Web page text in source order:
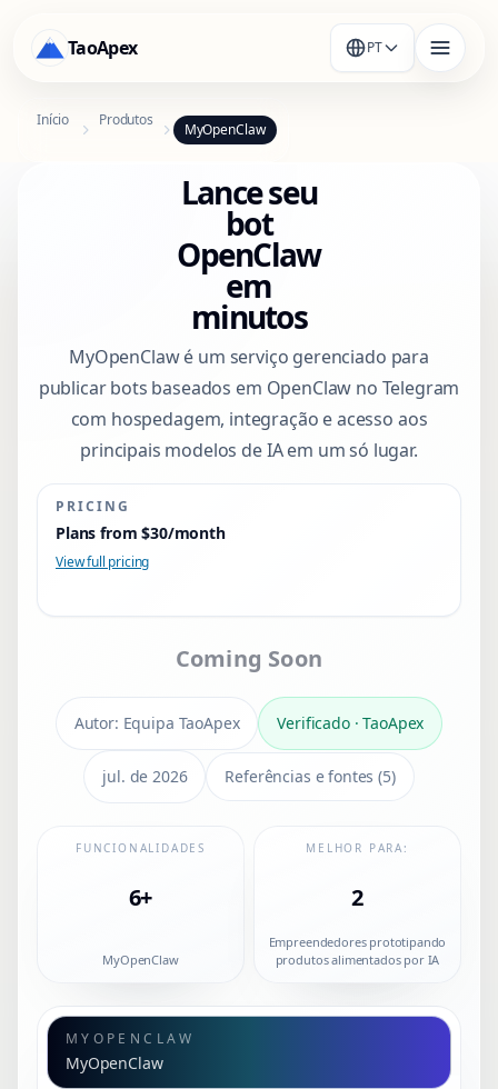
TaoApex PT
Início Produtos
MyOpenClaw
Lance seu
bot
OpenClaw
em
minutos
MyOpenClaw é um serviço gerenciado para
publicar bots baseados em OpenClaw no Telegram
com hospedagem, integração e acesso aos
principais modelos de IA em um só lugar.
PRICING
Plans from $30/month
View full pricing
Coming Soon
Autor: Equipa TaoApex Verificado·TaoApex
jul. de 2026 Referências e fontes (5)
FUNCIONALIDADES
6+
MyOpenClaw
MELHOR PARA:
2
Empreendedores prototipando
produtos alimentados por IA
MYOPENCLAW
MyOpenClaw